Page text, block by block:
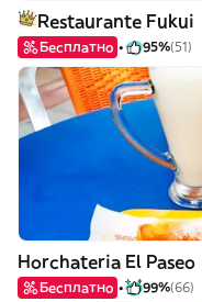
Restaurante Fukui
Бесплатно 95%(51)
Horchateria El Paseo
Бесплатно 99%(66)